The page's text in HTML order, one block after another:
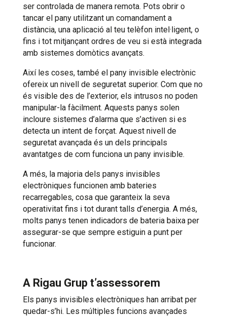
ser controlada de manera remota. Pots obrir o
tancar el pany utilitzant un comandament a
distància, una aplicació al teu telèfon intel·ligent, o
fins i tot mitjançant ordres de veu si està integrada
amb sistemes domòtics avançats.
Així les coses, també el pany invisible electrònic
ofereix un nivell de seguretat superior. Com que no
és visible des de l’exterior, els intrusos no poden
manipular-la fàcilment. Aquests panys solen
incloure sistemes d’alarma que s’activen si es
detecta un intent de forçat. Aquest nivell de
seguretat avançada és un dels principals
avantatges de com funciona un pany invisible.
A més, la majoria dels panys invisibles
electròniques funcionen amb bateries
recarregables, cosa que garanteix la seva
operativitat fins i tot durant talls d’energia. A més,
molts panys tenen indicadors de bateria baixa per
assegurar-se que sempre estiguin a punt per
funcionar.
A Rigau Grup t’assessorem
Els panys invisibles electròniques han arribat per
quedar-s’hi. Les múltiples funcions avançades